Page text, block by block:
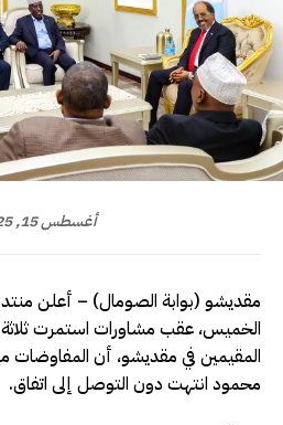
أغسطس 15, 2025
مقديشو (بوابة الصومال) – أعلن
الخميس، عقب مشاورات استمرت ثلاثة
المقيمين في مقديشو، أن
محمود انتهت دون التوصل إلى اتفاق.